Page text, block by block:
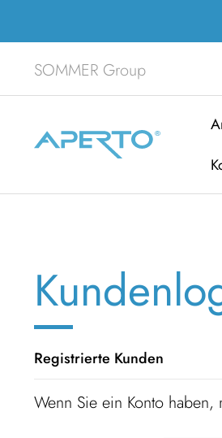
SOMMER Group
Registrierte Kunden
Wenn Sie ein Konto haben,